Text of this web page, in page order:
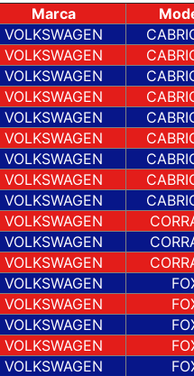
Marca
VOLKSWAGEN
VOLKSWAGEN
VOLKSWAGEN
VOLKSWAGEN
VOLKSWAGEN
VOLKSWAGEN
VOLKSWAGEN
VOLKSWAGEN
VOLKSWAGEN
VOLKSWAGEN
VOLKSWAGEN
VOLKSWAGEN
VOLKSWAGEN
VOLKSWAGEN
VOLKSWAGEN
VOLKSWAGEN
VOLKSWAGEN